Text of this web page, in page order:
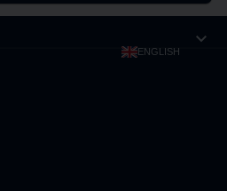
ENGLISH expand_more